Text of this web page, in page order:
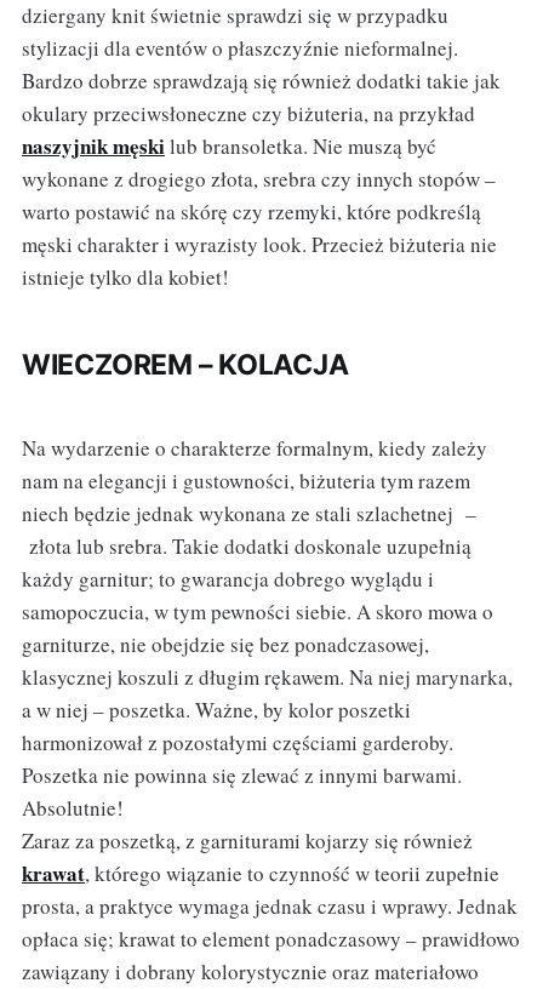
dziergany knit świetnie sprawdzi się w przypadku
stylizacji dla eventów o płaszczyźnie nieformalnej.
Bardzo dobrze sprawdzają się również dodatki takie jak
okulary przeciwsłoneczne czy biżuteria, na przykład
naszyjnik męskilub bransoletka. Nie muszą być
wykonane z drogiego złota, srebra czy innych stopów –
warto postawić na skórę czy rzemyki, które podkreślą
męski charakter i wyrazisty look. Przecież biżuteria nie
istnieje tylko dla kobiet!
WIECZOREM – KOLACJA
Na wydarzenie o charakterze formalnym, kiedy zależy
nam na elegancji i gustowności, biżuteria tym razem
niech będzie jednak wykonana ze stali szlachetnej –
złota lub srebra. Takie dodatki doskonale uzupełnią
każdy garnitur; to gwarancja dobrego wyglądu i
samopoczucia, w tym pewności siebie. A skoro mowa o
garniturze, nie obejdzie się bez ponadczasowej,
klasycznej koszuli z długim rękawem. Na niej marynarka,
a w niej – poszetka. Ważne, by kolor poszetki
harmonizował z pozostałymi częściami garderoby.
Poszetka nie powinna się zlewać z innymi barwami.
Absolutnie!
Zaraz za poszetką, z garniturami kojarzy się również
krawat, którego wiązanie to czynność w teorii zupełnie
prosta, a praktyce wymaga jednak czasu i wprawy. Jednak
opłaca się; krawat to element ponadczasowy – prawidłowo
zawiązany i dobrany kolorystycznie oraz materiałowo